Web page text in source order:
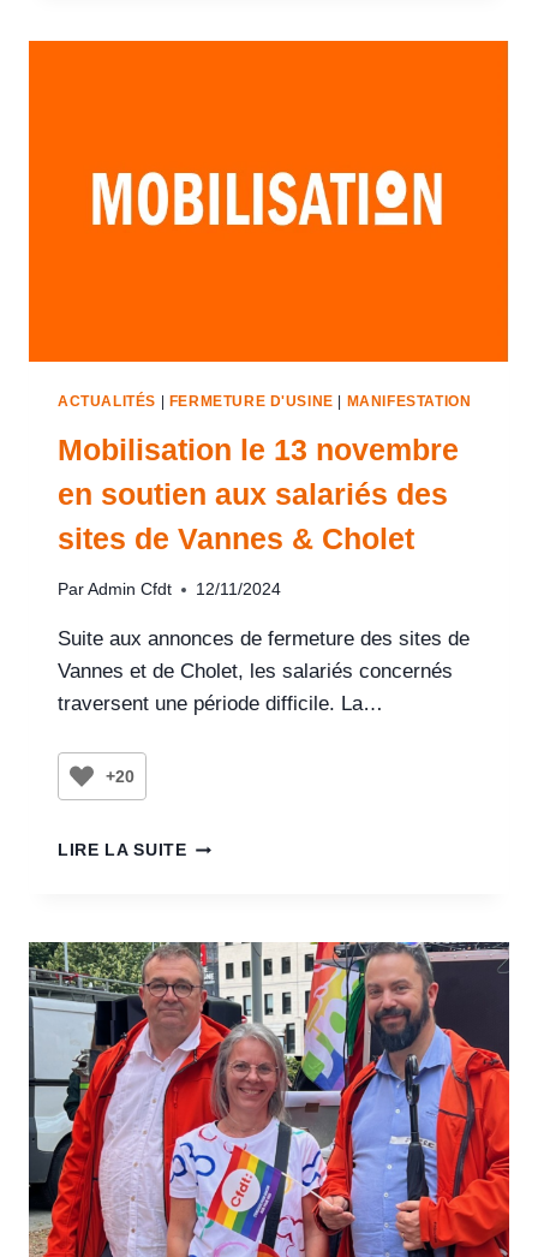
ACTUALITÉS FERMETURE D'USINE MANIFESTATION
Mobilisation le 13 novembre
en soutien aux salariés des
sites de Vannes & Cholet
Par Admin Cfdt 12/11/2024
Suite aux annonces de fermeture des sites de
Vannes et de Cholet, les salariés concernés
traversent une période difficile. La…
+20
LIRE LA SUITE